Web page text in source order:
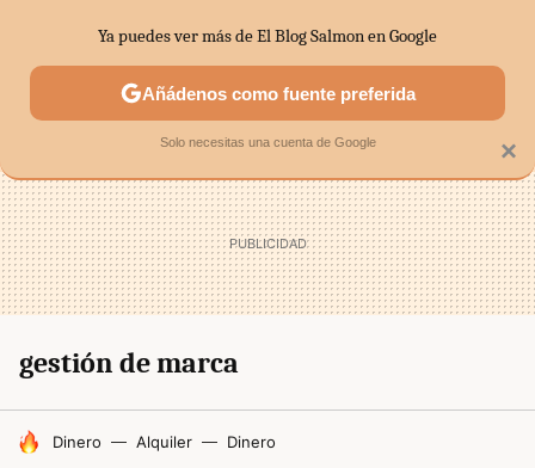
SECTORES ECONOMÍA DOMÉSTICA MERCADOS
gestión de marca
HOY SE HABLA DE
Dinero Alquiler Dinero
×
Ya puedes ver más de El Blog Salmon en Google
Añádenos como fuente preferida
Solo necesitas una cuenta de Google